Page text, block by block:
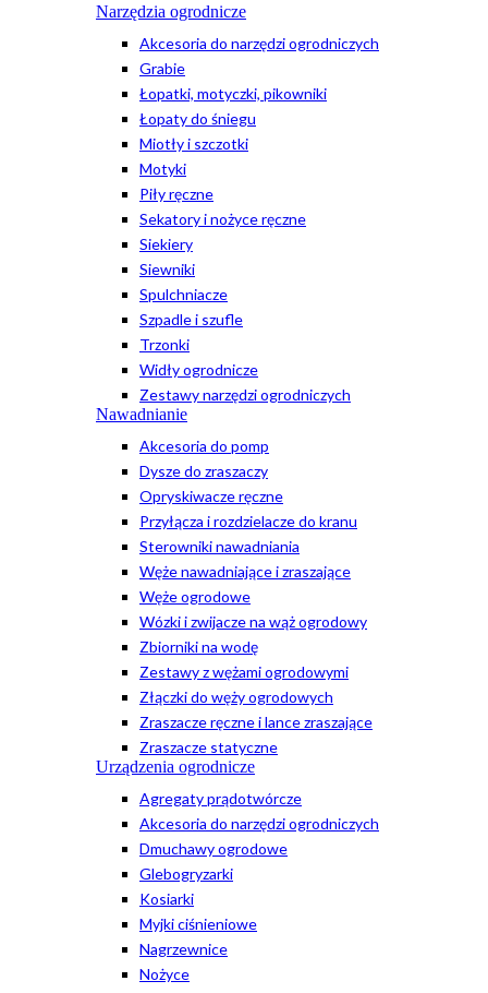
Narzędzia ogrodnicze
Akcesoria do narzędzi ogrodniczych
Grabie
Łopatki, motyczki, pikowniki
Łopaty do śniegu
Miotły i szczotki
Motyki
Piły ręczne
Sekatory i nożyce ręczne
Siekiery
Siewniki
Spulchniacze
Szpadle i szufle
Trzonki
Widły ogrodnicze
Zestawy narzędzi ogrodniczych
Nawadnianie
Akcesoria do pomp
Dysze do zraszaczy
Opryskiwacze ręczne
Przyłącza i rozdzielacze do kranu
Sterowniki nawadniania
Węże nawadniające i zraszające
Węże ogrodowe
Wózki i zwijacze na wąż ogrodowy
Zbiorniki na wodę
Zestawy z wężami ogrodowymi
Złączki do węży ogrodowych
Zraszacze ręczne i lance zraszające
Zraszacze statyczne
Urządzenia ogrodnicze
Agregaty prądotwórcze
Akcesoria do narzędzi ogrodniczych
Dmuchawy ogrodowe
Glebogryzarki
Kosiarki
Myjki ciśnieniowe
Nagrzewnice
Nożyce